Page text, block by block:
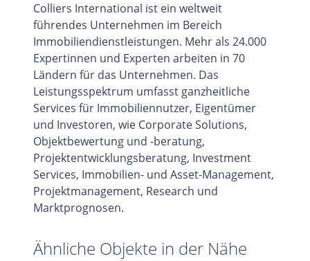
Colliers International ist ein weltweit
führendes Unternehmen im Bereich
Immobiliendienstleistungen. Mehr als 24.000
Expertinnen und Experten arbeiten in 70
Ländern für das Unternehmen. Das
Leistungsspektrum umfasst ganzheitliche
Services für Immobiliennutzer, Eigentümer
und Investoren, wie Corporate Solutions,
Objektbewertung und -beratung,
Projektentwicklungsberatung, Investment
Services, Immobilien- und Asset-Management,
Projektmanagement, Research und
Marktprognosen.
Ähnliche Objekte in der Nähe